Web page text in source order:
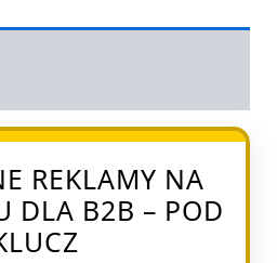
REKLAMY NA
DLA B2B – POD